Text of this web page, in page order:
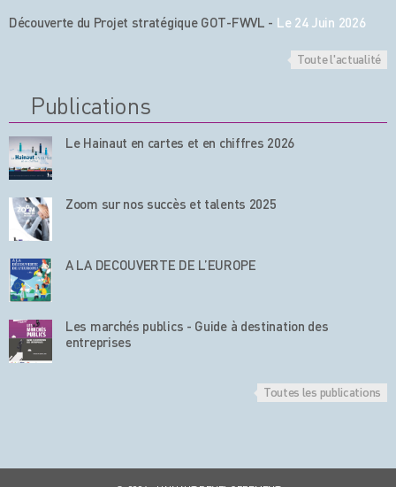
Découverte du Projet stratégique GOT-FWVL - Le 24 Juin 2026
Toute l'actualité
Publications
Le Hainaut en cartes et en chiffres 2026
Zoom sur nos succès et talents 2025
A LA DECOUVERTE DE L’EUROPE
Les marchés publics - Guide à destination des
entreprises
Toutes les publications